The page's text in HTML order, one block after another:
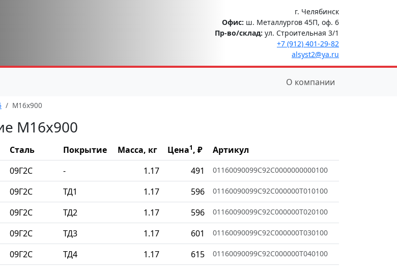
г. Челябинск
Офис: ш. Металлургов 45П, оф. 6
Пр-во/склад: ул. Строительная 3/1
+7 (912) 401-29-82
alsyst2@ya.ru
О компании
М16x900
М16x900
Сталь Покрытие Масса, кг Цена1, ₽
Артикул
09Г2С - 1.17 491 01160090099C92C0000000000100
09Г2С ТД1 1.17 596 01160090099C92C000000T010100
09Г2С ТД2 1.17 596 01160090099C92C000000T020100
09Г2С ТД3 1.17 601 01160090099C92C000000T030100
09Г2С ТД4 1.17 615 01160090099C92C000000T040100